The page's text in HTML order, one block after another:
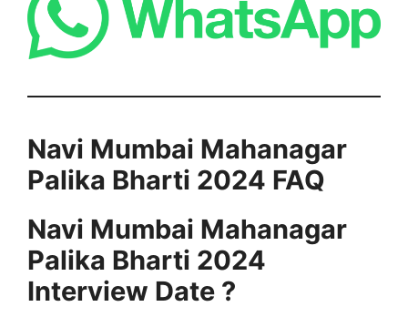
Navi Mumbai Mahanagar
Palika Bharti 2024 FAQ
Navi Mumbai Mahanagar
Palika Bharti 2024
Interview Date ?